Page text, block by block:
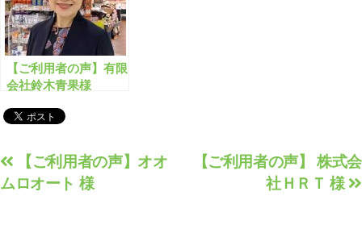
【ご利用者の声】有限
会社鈴木青果様
投
稿
【ご利用者の声】 株式会
社ＨＲＴ 様
【ご利用者の声】オオ
ムロオート 様